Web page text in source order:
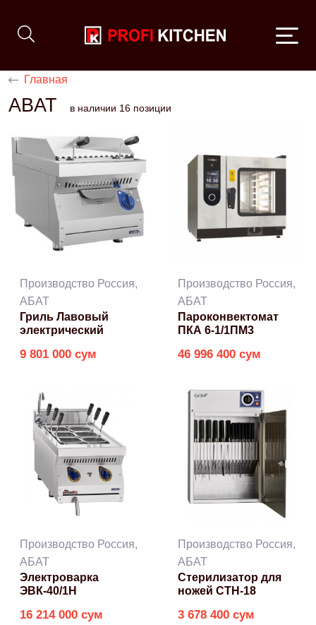
Главная
ABAT в наличии 16 позиции
Производство Россия,
АБАТ
Гриль Лавовый
электрический
9 801 000 сум
Производство Россия,
АБАТ
Пароконвектомат
ПКА 6-1/1ПМ3
46 996 400 сум
Производство Россия,
АБАТ
Электроварка
ЭВК-40/1Н
16 214 000 сум
Производство Россия,
АБАТ
Стерилизатор для
ножей СТН-18
3 678 400 сум